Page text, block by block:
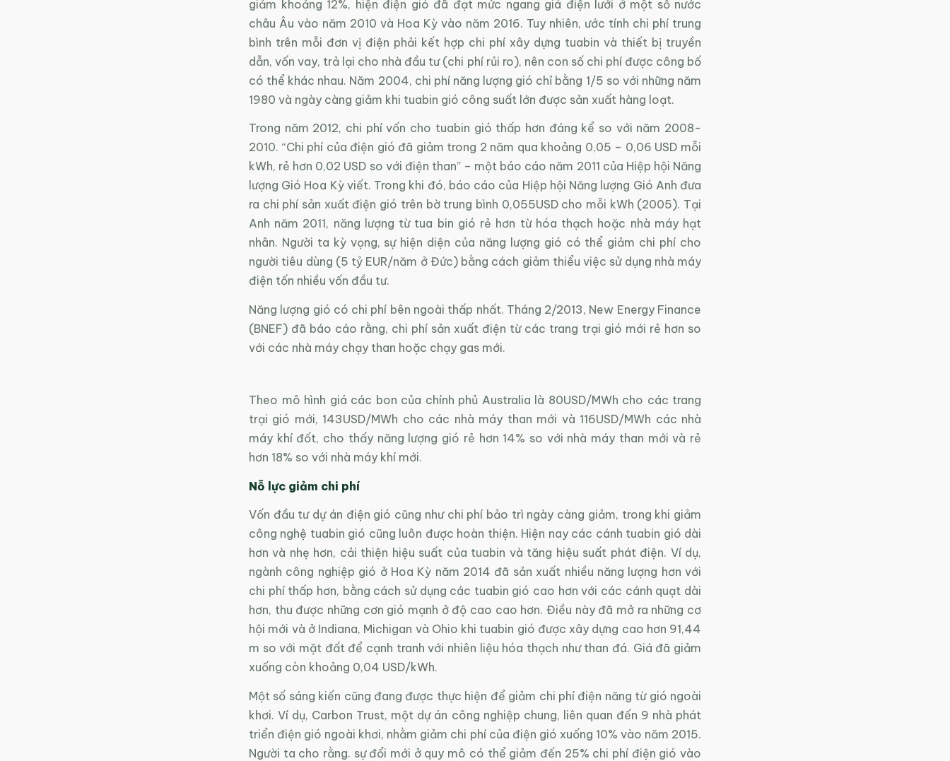
giảm khoảng 12%, hiện điện gió đã đạt mức ngang giá điện lưới ở một số nước
châu Âu vào năm 2010 và Hoa Kỳ vào năm 2016. Tuy nhiên, ước tính chi phí trung
bình trên mỗi đơn vị điện phải kết hợp chi phí xây dựng tuabin và thiết bị truyền
dẫn, vốn vay, trả lại cho nhà đầu tư (chi phí rủi ro), nên con số chi phí được công bố
có thể khác nhau. Năm 2004, chi phí năng lượng gió chỉ bằng 1/5 so với những năm
1980 và ngày càng giảm khi tuabin gió công suất lớn được sản xuất hàng loạt.
Trong năm 2012, chi phí vốn cho tuabin gió thấp hơn đáng kể so với năm 2008-
2010. “Chi phí của điện gió đã giảm trong 2 năm qua khoảng 0,05 – 0,06 USD mỗi
kWh, rẻ hơn 0,02 USD so với điện than” – một báo cáo năm 2011 của Hiệp hội Năng
lượng Gió Hoa Kỳ viết. Trong khi đó, báo cáo của Hiệp hội Năng lượng Gió Anh đưa
ra chi phí sản xuất điện gió trên bờ trung bình 0,055USD cho mỗi kWh (2005). Tại
Anh năm 2011, năng lượng từ tua bin gió rẻ hơn từ hóa thạch hoặc nhà máy hạt
nhân. Người ta kỳ vọng, sự hiện diện của năng lượng gió có thể giảm chi phí cho
người tiêu dùng (5 tỷ EUR/năm ở Đức) bằng cách giảm thiểu việc sử dụng nhà máy
điện tốn nhiều vốn đầu tư.
Năng lượng gió có chi phí bên ngoài thấp nhất. Tháng 2/2013, New Energy Finance
(BNEF) đã báo cáo rằng, chi phí sản xuất điện từ các trang trại gió mới rẻ hơn so
với các nhà máy chạy than hoặc chạy gas mới.
Theo mô hình giá các bon của chính phủ Australia là 80USD/MWh cho các trang
trại gió mới, 143USD/MWh cho các nhà máy than mới và 116USD/MWh các nhà
máy khí đốt, cho thấy năng lượng gió rẻ hơn 14% so với nhà máy than mới và rẻ
hơn 18% so với nhà máy khí mới.
Nỗ lực giảm chi phí
Vốn đầu tư dự án điện gió cũng như chi phí bảo trì ngày càng giảm, trong khi giảm
công nghệ tuabin gió cũng luôn được hoàn thiện. Hiện nay các cánh tuabin gió dài
hơn và nhẹ hơn, cải thiện hiệu suất của tuabin và tăng hiệu suất phát điện. Ví dụ,
ngành công nghiệp gió ở Hoa Kỳ năm 2014 đã sản xuất nhiều năng lượng hơn với
chi phí thấp hơn, bằng cách sử dụng các tuabin gió cao hơn với các cánh quạt dài
hơn, thu được những cơn gió mạnh ở độ cao cao hơn. Điều này đã mở ra những cơ
hội mới và ở Indiana, Michigan và Ohio khi tuabin gió được xây dựng cao hơn 91,44
m so với mặt đất để cạnh tranh với nhiên liệu hóa thạch như than đá. Giá đã giảm
xuống còn khoảng 0,04 USD/kWh.
Một số sáng kiến cũng đang được thực hiện để giảm chi phí điện năng từ gió ngoài
khơi. Ví dụ, Carbon Trust, một dự án công nghiệp chung, liên quan đến 9 nhà phát
triển điện gió ngoài khơi, nhằm giảm chi phí của điện gió xuống 10% vào năm 2015.
Người ta cho rằng. sự đổi mới ở quy mô có thể giảm đến 25% chi phí điện gió vào